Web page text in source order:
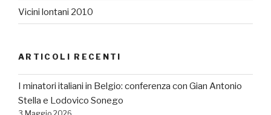
Vicini lontani 2010
ARTICOLI RECENTI
I minatori italiani in Belgio: conferenza con Gian Antonio
Stella e Lodovico Sonego